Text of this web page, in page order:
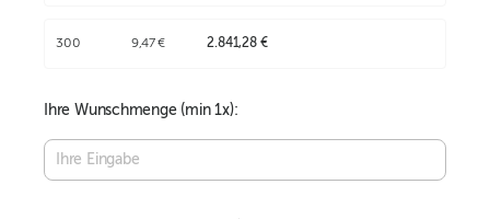
300 9,47 € 2.841,28 €
Ihre Wunschmenge (min1x):